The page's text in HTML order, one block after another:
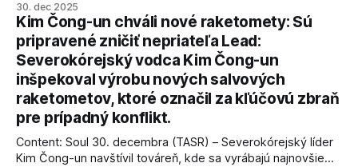
kľúčové pre úspešné dosiahnutie prímeria v Gaze. Agentúra
AFP informuje, že Trump vyjadril presvedčenie, že Izrael plní
podmienky dohody o prí
30. dec 2025
Kim Čong-un chváli nové raketomety: Sú
pripravené zničiť nepriateľa Lead:
Severokórejský vodca Kim Čong-un
inšpekoval výrobu nových salvových
raketometov, ktoré označil za kľúčovú zbraň
pre prípadný konflikt.
Content: Soul 30. decembra (TASR) – Severokórejský líder
Kim Čong-un navštívil továreň, kde sa vyrábajú najnovšie